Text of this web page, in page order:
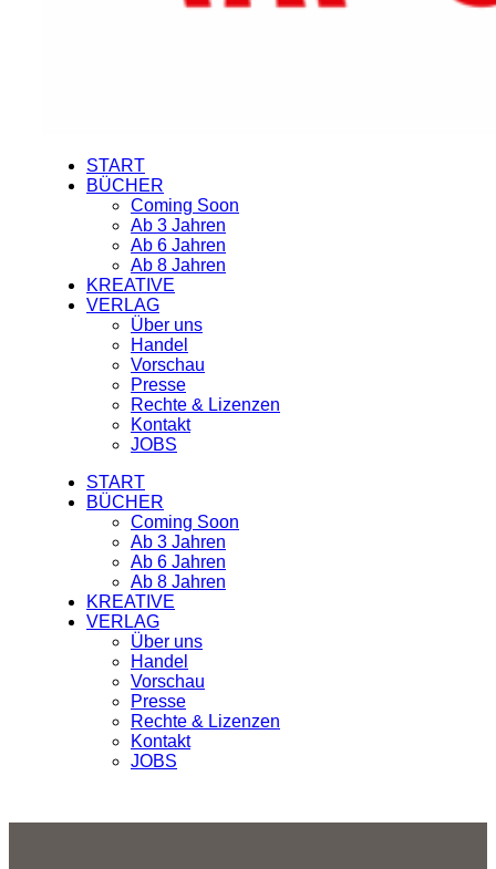
START
BÜCHER
Coming Soon
Ab 3 Jahren
Ab 6 Jahren
Ab 8 Jahren
KREATIVE
VERLAG
Über uns
Handel
Vorschau
Presse
Rechte & Lizenzen
Kontakt
JOBS
START
BÜCHER
Coming Soon
Ab 3 Jahren
Ab 6 Jahren
Ab 8 Jahren
KREATIVE
VERLAG
Über uns
Handel
Vorschau
Presse
Rechte & Lizenzen
Kontakt
JOBS